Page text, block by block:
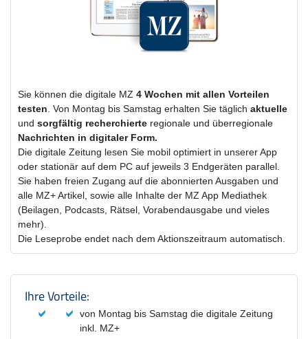
Sie können die digitale MZ 4 Wochen mit allen Vorteilen
testen. Von Montag bis Samstag erhalten Sie täglich aktuelle
und sorgfältig recherchierte regionale und überregionale
Nachrichten in digitaler Form.
Die digitale Zeitung lesen Sie mobil optimiert in unserer App
oder stationär auf dem PC auf jeweils 3 Endgeräten parallel.
Sie haben freien Zugang auf die abonnierten Ausgaben und
alle MZ+ Artikel, sowie alle Inhalte der MZ App Mediathek
(Beilagen, Podcasts, Rätsel, Vorabendausgabe und vieles
mehr).
Die Leseprobe endet nach dem Aktionszeitraum automatisch.
Produktzusammenfassung und
Ihre Vorteile:
von Montag bis Samstag die digitale Zeitung
inkl. MZ+